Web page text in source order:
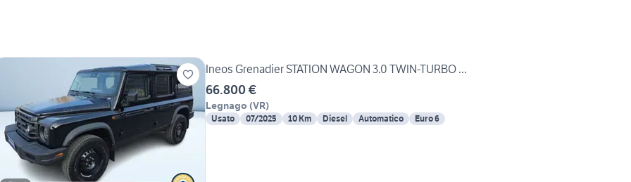
Ineos Grenadier STATION WAGON 3.0 TWIN-TURBO ...
66.800 €
Legnago (VR)
Usato 07/2025 10 Km Diesel Automatico Euro 6